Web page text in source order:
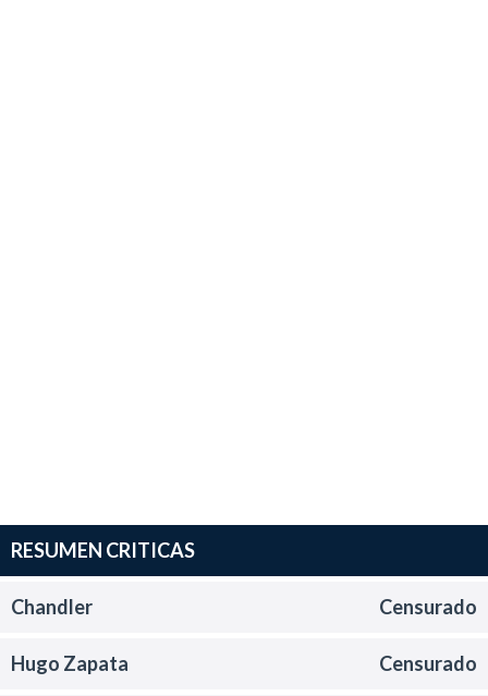
RESUMEN CRITICAS
Chandler Censurado
Hugo Zapata Censurado